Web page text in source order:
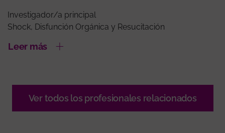
Investigador/a principal
Shock, Disfunción Orgánica y Resucitación
Leer más
Ver todos los profesionales relacionados